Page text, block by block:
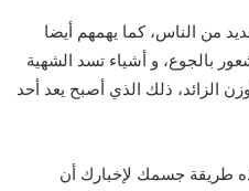
من الناس، كما يهمهم أيضا
بالجوع، و أشياء تسد الشهية
الزائد، ذلك الذي أصبح يعد أحد
طريقة جسمك لإخبارك أن